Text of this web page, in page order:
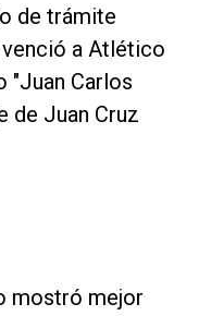
de trámite
a Atlético
"Juan Carlos
de Juan Cruz
mostró mejor